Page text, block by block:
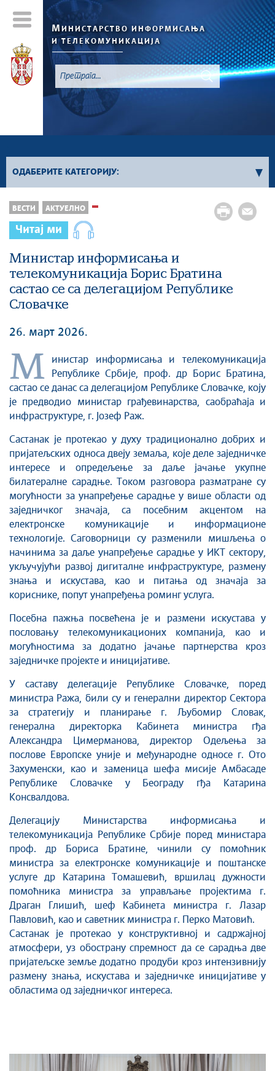
МИНИСТАРСТВО ИНФОРМИСАЊА
И ТЕЛЕКОМУНИКАЦИЈА
ОДАБЕРИТЕ КАТЕГОРИЈУ:
Конкурси из области информисања
Конкурси из области телекомуникација
Конкурси из области информационог
друштва
ВЕСТИ АКТУЕЛНО
Читај ми
Министар информисања и
телекомуникација Борис Братина
састао се са делегацијом Републике
Словачке
26. март 2026.
М
инистар информисања и телекомуникација
Републике Србије, проф. др Борис Братина,
састао се данас са делегацијом Републике Словачке, коју
је предводио министар грађевинарства, саобраћаја и
инфраструктуре, г. Јозеф Раж.
Састанак је протекао у духу традиционално добрих и
пријатељских односа двеју земаља, које деле заједничке
интересе и опредељење за даље јачање укупне
билатералне сарадње. Током разговора разматране су
могућности за унапређење сарадње у више области од
заједничког значаја, са посебним акцентом на
електронске комуникације и информационе
технологије. Саговорници су разменили мишљења о
начинима за даље унапређење сарадње у ИКТ сектору,
укључујући развој дигиталне инфраструктуре, размену
знања и искустава, као и питања од значаја за
кориснике, попут унапређења роминг услуга.
Посебна пажња посвећена је и размени искустава у
пословању телекомуникационих компанија, као и
могућностима за додатно јачање партнерства кроз
заједничке пројекте и иницијативе.
У саставу делегације Републике Словачке, поред
министра Ража, били су и генерални директор Сектора
за стратегију и планирање г. Љубомир Словак,
генерална директорка Кабинета министра гђа
Александра Цимерманова, директор Одељења за
послове Европске уније и међународне односе г. Ото
Захуменски, као и заменица шефа мисије Амбасаде
Републике Словачке у Београду гђа Катарина
Консвалдова.
Делегацију Министарства информисања и
телекомуникација Републике Србије поред министара
проф. др Бориса Братине, чинили су помоћник
министра за електронске комуникације и поштанске
услуге др Катарина Томашевић, вршилац дужности
помоћника министра за управљање пројектима г.
Драган Глишић, шеф Кабинета министра г. Лазар
Павловић, као и саветник министра г. Перко Матовић.
Састанак је протекао у конструктивној и садржајној
атмосфери, уз обострану спремност да се сарадња две
пријатељске земље додатно продуби кроз интензивнију
размену знања, искустава и заједничке иницијативе у
областима од заједничког интереса.